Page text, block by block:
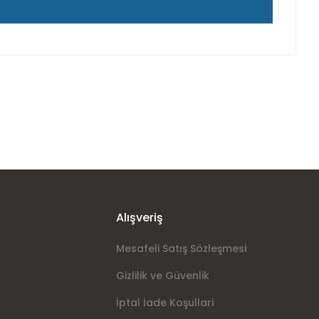
Alışveriş
Mesafeli Satış Sözleşmesi
Gizlilik ve Güvenlik
İptal İade Koşullari